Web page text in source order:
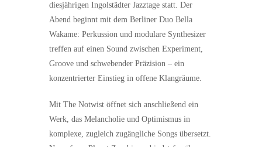
diesjährigen Ingolstädter Jazztage statt. Der
Abend beginnt mit dem Berliner Duo Bella
Wakame: Perkussion und modulare Synthesizer
treffen auf einen Sound zwischen Experiment,
Groove und schwebender Präzision – ein
konzentrierter Einstieg in offene Klangräume.
Mit The Notwist öffnet sich anschließend ein
Werk, das Melancholie und Optimismus in
komplexe, zugleich zugängliche Songs übersetzt.